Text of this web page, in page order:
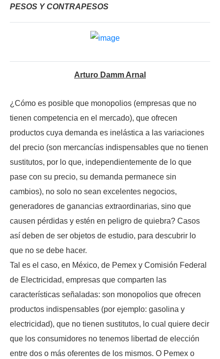
PESOS Y CONTRAPESOS
Arturo Damm Arnal
¿Cómo es posible que monopolios (empresas que no
tienen competencia en el mercado), que ofrecen
productos cuya demanda es inelástica a las variaciones
del precio (son mercancías indispensables que no tienen
sustitutos, por lo que, independientemente de lo que
pase con su precio, su demanda permanece sin
cambios), no solo no sean excelentes negocios,
generadores de ganancias extraordinarias, sino que
causen pérdidas y estén en peligro de quiebra? Casos
así deben de ser objetos de estudio, para descubrir lo
que no se debe hacer.
Tal es el caso, en México, de Pemex y Comisión Federal
de Electricidad, empresas que comparten las
características señaladas: son monopolios que ofrecen
productos indispensables (por ejemplo: gasolina y
electricidad), que no tienen sustitutos, lo cual quiere decir
que los consumidores no tenemos libertad de elección
entre dos o más oferentes de los mismos. O Pemex o